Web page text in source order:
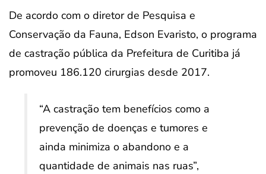
De acordo com o diretor de Pesquisa e
Conservação da Fauna, Edson Evaristo, o programa
de castração pública da Prefeitura de Curitiba já
promoveu 186.120 cirurgias desde 2017.
“A castração tem benefícios como a
prevenção de doenças e tumores e
ainda minimiza o abandono e a
quantidade de animais nas ruas”,